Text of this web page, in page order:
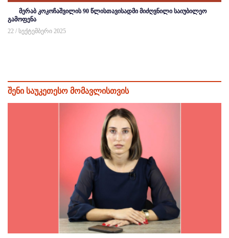
მერაბ კოკოჩაშვილის 90 წლისთავისადმი მიძღვნილი საიუბილეო
გამოფენა
22 / სექტემბერი 2025
შენი საუკეთესო მომავლისთვის